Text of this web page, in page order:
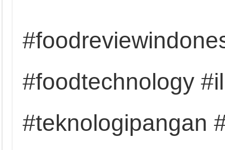
#foodtechnology
#teknologipangan